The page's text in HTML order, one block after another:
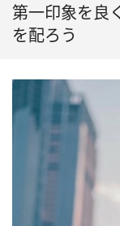
第一印象を良
を配ろう